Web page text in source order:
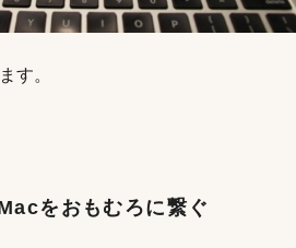
す。
をおもむろに繋ぐ